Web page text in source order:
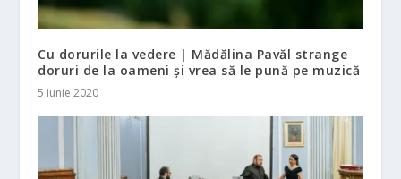
Cu dorurile la vedere | Mădălina Pavăl strange
doruri de la oameni și vrea să le pună pe muzică
5 iunie 2020